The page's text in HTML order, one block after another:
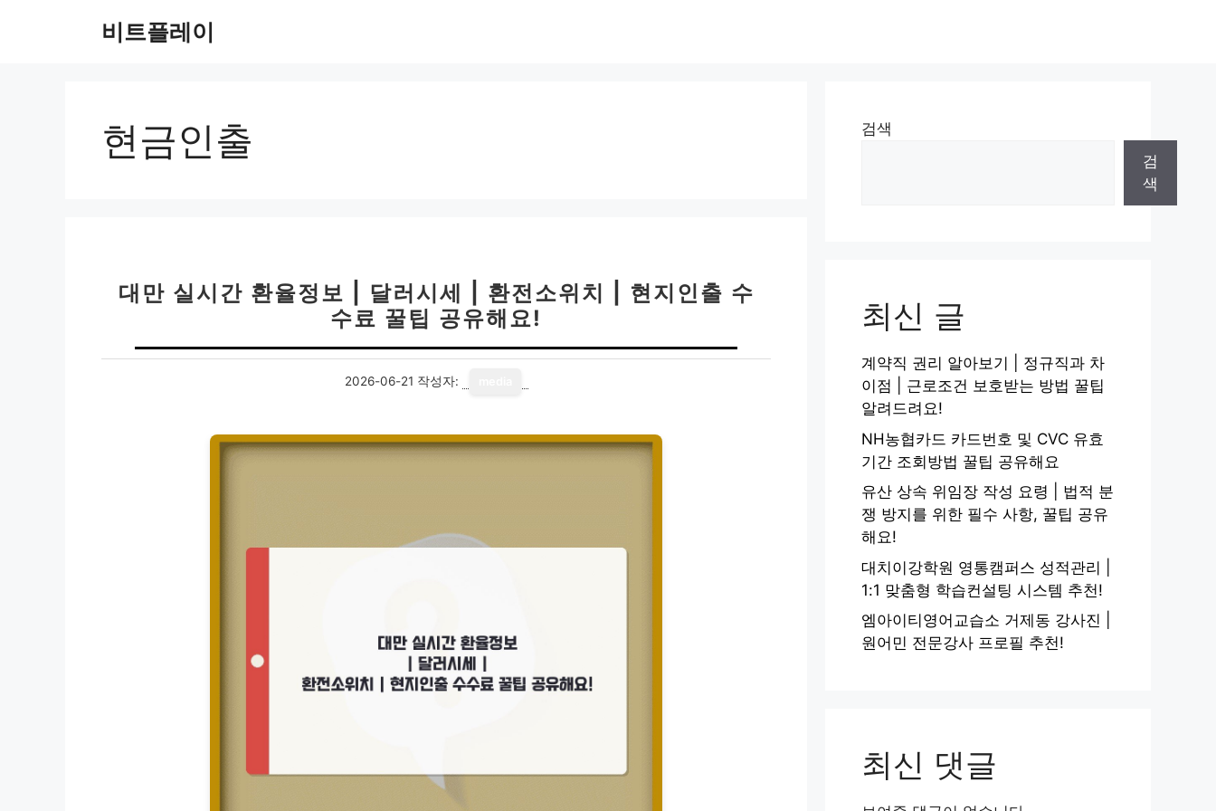
비트플레이
현금인출
대만 실시간 환율정보 | 달러시세 | 환전소위치 | 현지인출 수
수료 꿀팁 공유해요!
2026-06-21 작성자:
검색
검
색
최신 글
계약직 권리 알아보기 | 정규직과 차
이점 | 근로조건 보호받는 방법 꿀팁
알려드려요!
NH농협카드 카드번호 및 CVC 유효
기간 조회방법 꿀팁 공유해요
유산 상속 위임장 작성 요령 | 법적 분
쟁 방지를 위한 필수 사항, 꿀팁 공유
해요!
대치이강학원 영통캠퍼스 성적관리 |
1:1 맞춤형 학습컨설팅 시스템 추천!
엠아이티영어교습소 거제동 강사진 |
원어민 전문강사 프로필 추천!
최신 댓글